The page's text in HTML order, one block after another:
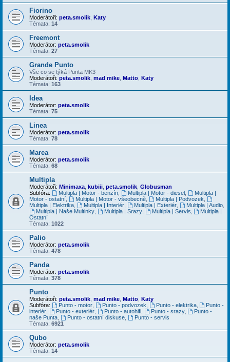
Fiorino
Moderátoři: peta.smolik Katy
Témata: 14
Freemont
Moderátor: peta.smolik
Témata: 27
Grande Punto
Vše co se týká Punta MK3
Moderátoři: peta.smolik mad mike Matto Katy
Témata: 163
Idea
Moderátor: peta.smolik
Témata: 75
Linea
Moderátor: peta.smolik
Témata: 78
Marea
Moderátor: peta.smolik
Témata: 68
Multipla
Moderátoři: Minimaxa kubiii peta.smolik Globusman
Subfóra:
Multipla | Motor - benzín, Multipla | Motor - diesel,
Multipla |
Motor - ostatní
Multipla | Motor - všeobecně, Multipla | Podvozek
Multipla | Elektrika
Multipla | Interiér, Multipla | Exteriér, Multipla | Audio,
Multipla | Naše Multinky, Multipla | Srazy, Multipla | Servis
Multipla |
Ostatní
Témata: 1022
Palio
Moderátor: peta.smolik
Témata: 478
Panda
Moderátor: peta.smolik
Témata: 378
Punto
Moderátoři: peta.smolik mad mike Matto Katy
Subfóra:
Punto - motor, Punto - podvozek Punto - elektrika,
Punto -
interiér
Punto - exteriér, Punto - autohifi, Punto - srazy,
Punto -
naše Punta
Punto - ostatní diskuse,
Punto - servis
Témata: 6921
Qubo
Moderátor: peta.smolik
Témata: 14